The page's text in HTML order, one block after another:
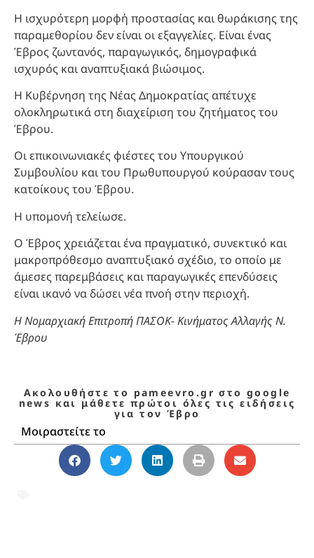
Η ισχυρότερη μορφή προστασίας και θωράκισης της
παραμεθορίου δεν είναι οι εξαγγελίες. Είναι ένας
Έβρος ζωντανός, παραγωγικός, δημογραφικά
ισχυρός και αναπτυξιακά βιώσιμος.
Η Κυβέρνηση της Νέας Δημοκρατίας απέτυχε
ολοκληρωτικά στη διαχείριση του ζητήματος του
Έβρου.
Οι επικοινωνιακές φιέστες του Υπουργικού
Συμβουλίου και του Πρωθυπουργού κούρασαν τους
κατοίκους του Έβρου.
Η υπομονή τελείωσε.
Ο Έβρος χρειάζεται ένα πραγματικό, συνεκτικό και
μακροπρόθεσμο αναπτυξιακό σχέδιο, το οποίο με
άμεσες παρεμβάσεις και παραγωγικές επενδύσεις
είναι ικανό να δώσει νέα πνοή στην περιοχή.
Η Νομαρχιακή Επιτροπή ΠΑΣΟΚ- Κινήματος Αλλαγής Ν.
Έβρου
Ακολουθήστε το pameevro.gr στο google
news και μάθετε πρώτοι όλες τις ειδήσεις
για τον Έβρο
Μοιραστείτε το